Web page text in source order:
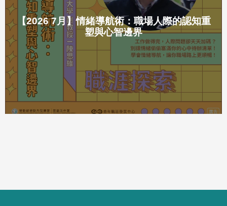
【2026 7月】情緒導航術：職場人際的認知重
塑與心智邊界